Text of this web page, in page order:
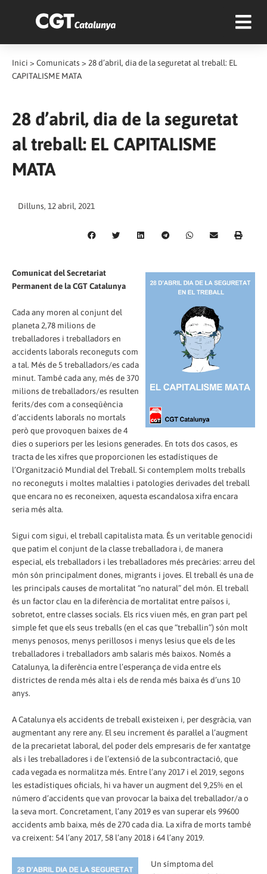
Inici > Comunicats > 28 d’abril, dia de la seguretat al treball: EL
CAPITALISME MATA
28 d’abril, dia de la seguretat
al treball: EL CAPITALISME
MATA
Dilluns, 12 abril, 2021
Comunicat del Secretariat
Permanent de la CGT Catalunya
Cada any moren al conjunt del
planeta 2,78 milions de
treballadores i treballadors en
accidents laborals reconeguts com
a tal. Més de 5 treballadors/es cada
minut. També cada any, més de 370
milions de treballadors/es resulten
ferits/des com a conseqüència
d’accidents laborals no mortals
però que provoquen baixes de 4
dies o superiors per les lesions generades. En tots dos casos, es
tracta de les xifres que proporcionen les estadístiques de
l’Organització Mundial del Treball. Si contemplem molts treballs
no reconeguts i moltes malalties i patologies derivades del treball
que encara no es reconeixen, aquesta escandalosa xifra encara
seria més alta.
Sigui com sigui, el treball capitalista mata. És un veritable genocidi
que patim el conjunt de la classe treballadora i, de manera
especial, els treballadors i les treballadores més precàries: arreu del
món són principalment dones, migrants i joves. El treball és una de
les principals causes de mortalitat “no natural” del món. El treball
és un factor clau en la diferència de mortalitat entre països i,
sobretot, entre classes socials. Els rics viuen més, en gran part pel
simple fet que els seus treballs (en el cas que “treballin”) són molt
menys penosos, menys perillosos i menys lesius que els de les
treballadores i treballadors amb salaris més baixos. Només a
Catalunya, la diferència entre l’esperança de vida entre els
districtes de renda més alta i els de renda més baixa és d’uns 10
anys.
A Catalunya els accidents de treball existeixen i, per desgràcia, van
augmentant any rere any. El seu increment és paral·lel a l’augment
de la precarietat laboral, del poder dels empresaris de fer xantatge
als i les treballadores i de l’extensió de la subcontractació, que
cada vegada es normalitza més. Entre l’any 2017 i el 2019, segons
les estadístiques oficials, hi va haver un augment del 9,25% en el
número d’accidents que van provocar la baixa del treballador/a o
la seva mort. Concretament, l’any 2019 es van superar els 99600
accidents amb baixa, més de 270 cada dia. La xifra de morts també
va creixent: 54 l’any 2017, 58 l’any 2018 i 64 l’any 2019.
Un símptoma del